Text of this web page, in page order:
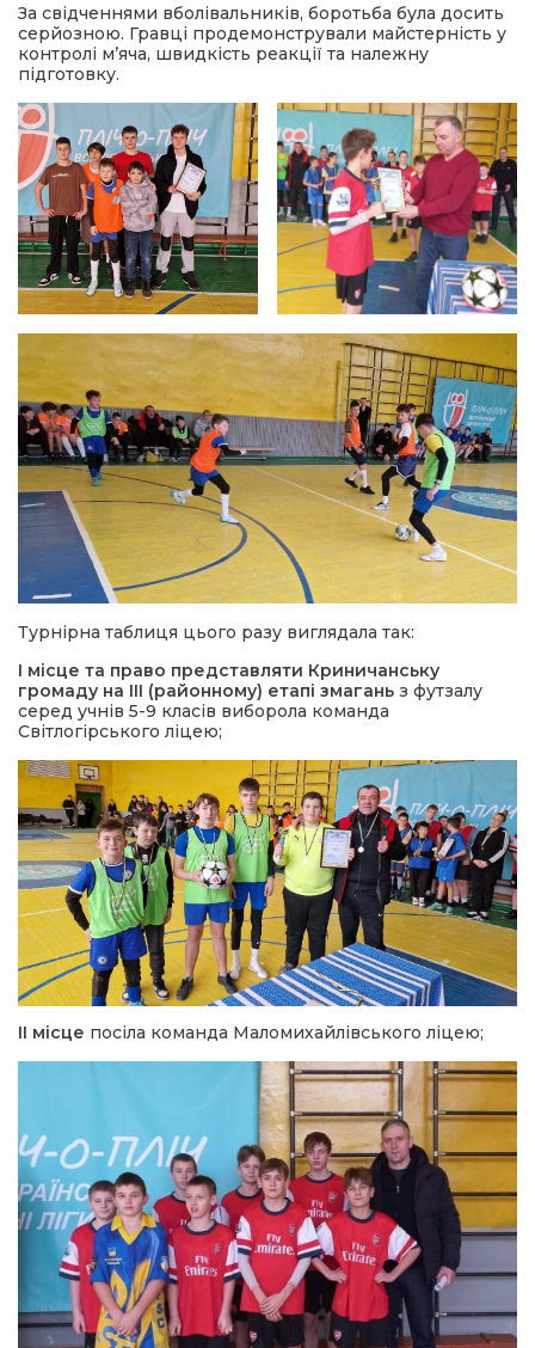
За свідченнями вболівальників, боротьба була досить
серйозною. Гравці продемонстрували майстерність у
контролі м’яча, швидкість реакції та належну
підготовку.
Турнірна таблиця цього разу виглядала так:
I місце та право представляти Криничанську
громаду на III (районному) етапі змагань з футзалу
серед учнів 5-9 класів виборола команда
Світлогірського ліцею;
II місце посіла команда Маломихайлівського ліцею;